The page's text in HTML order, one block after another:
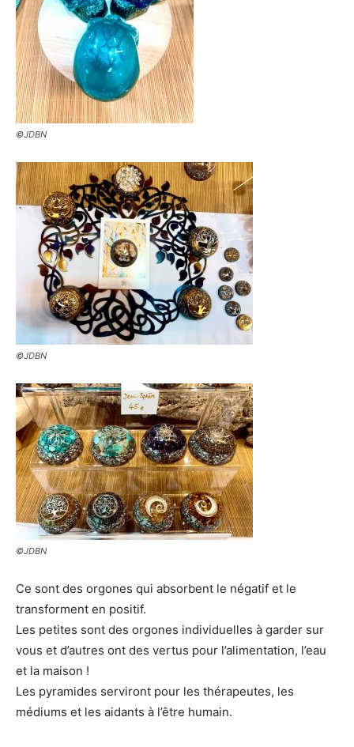
©JDBN
©JDBN
©JDBN
Ce sont des orgones qui absorbent le négatif et le
transforment en positif.
Les petites sont des orgones individuelles à garder sur
vous et d’autres ont des vertus pour l’alimentation, l’eau
et la maison !
Les pyramides serviront pour les thérapeutes, les
médiums et les aidants à l’être humain.